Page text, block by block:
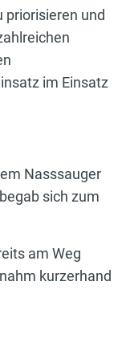
priorisieren und
im Einsatz
Nasssauger
sich zum
am Weg
kurzerhand